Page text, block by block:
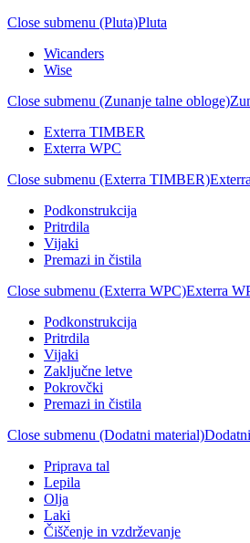
Close submenu (Pluta)Pluta
Wicanders
Wise
Close submenu (Zunanje talne obloge)
Exterra TIMBER
Exterra WPC
Close submenu (Exterra TIMBER)
Podkonstrukcija
Pritrdila
Vijaki
Premazi in čistila
Close submenu (Exterra WPC)Exterra
Podkonstrukcija
Pritrdila
Vijaki
Zaključne letve
Pokrovčki
Premazi in čistila
Close submenu (Dodatni material)
Priprava tal
Lepila
Olja
Laki
Čiščenje in vzdrževanje